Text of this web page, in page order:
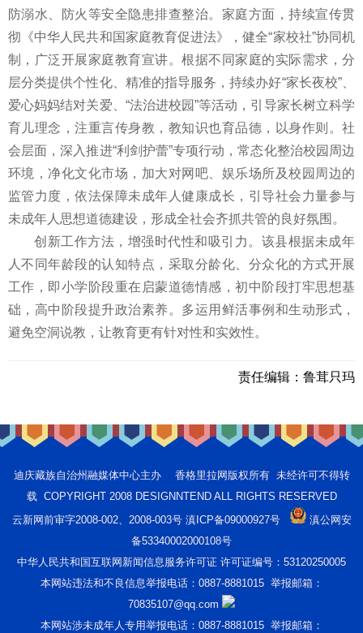
防溺水、防火等安全隐患排查整治。家庭方面，持续宣传贯
彻《中华人民共和国家庭教育促进法》，健全“家校社”协同机
制，广泛开展家庭教育宣讲。根据不同家庭的实际需求，分
层分类提供个性化、精准的指导服务，持续办好“家长夜校”、
爱心妈妈结对关爱、“法治进校园”等活动，引导家长树立科学
育儿理念，注重言传身教，教知识也育品德，以身作则。社
会层面，深入推进“利剑护蕾”专项行动，常态化整治校园周边
环境，净化文化市场，加大对网吧、娱乐场所及校园周边的
监管力度，依法保障未成年人健康成长，引导社会力量参与
未成年人思想道德建设，形成全社会齐抓共管的良好氛围。
创新工作方法，增强时代性和吸引力。该县根据未成年
人不同年龄段的认知特点，采取分龄化、分众化的方式开展
工作，即小学阶段重在启蒙道德情感，初中阶段打牢思想基
础，高中阶段提升政治素养。多运用鲜活事例和生动形式，
避免空洞说教，让教育更有针对性和实效性。
责任编辑： 鲁茸只玛
迪庆藏族自治州融媒体中心主办 香格里拉网版权所有 未经许可不得转
载 COPYRIGHT 2008 DESIGNNTEND ALL RIGHTS RESERVED
云新网前审字2008-002、2008-003号 滇ICP备09000927号
滇公网安
备53340002000108号
中华人民共和国互联网新闻信息服务许可证 许可证编号：53120250005
本网站违法和不良信息举报电话：0887-8881015 举报邮箱：
70835107@qq.com
本网站涉未成年人专用举报电话：0887-8881015 举报邮箱：